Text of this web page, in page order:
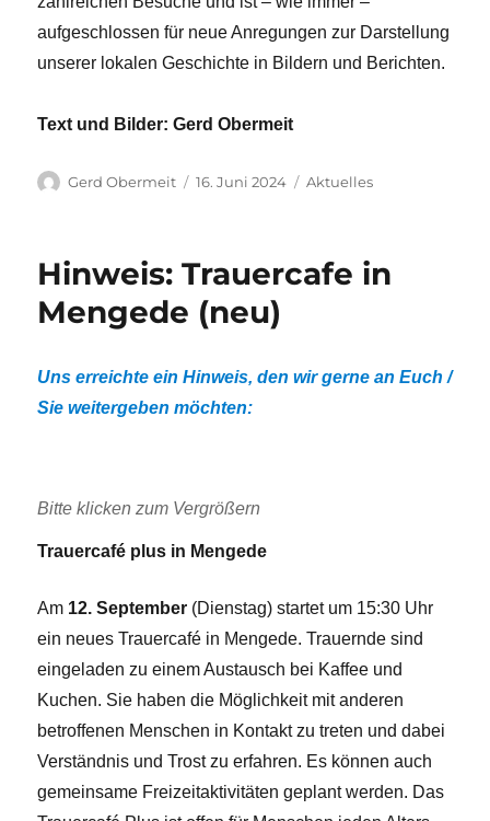
aufgeschlossen für neue Anregungen zur Darstellung
unserer lokalen Geschichte in Bildern und Berichten.
Text und Bilder: Gerd Obermeit
Autor
Gerd Obermeit
Veröffentlicht
16. Juni 2024 Kategorien
Aktuelles
Hinweis: Trauercafe in
Mengede (neu)
Uns erreichte ein Hinweis, den wir gerne an Euch /
Sie weitergeben möchten:
Bitte klicken zum Vergrößern
Trauercafé plus in Mengede
Am 12. September (Dienstag) startet um 15:30 Uhr
ein neues Trauercafé in Mengede. Trauernde sind
eingeladen zu einem Austausch bei Kaffee und
Kuchen. Sie haben die Möglichkeit mit anderen
betroffenen Menschen in Kontakt zu treten und dabei
Verständnis und Trost zu erfahren. Es können auch
gemeinsame Freizeitaktivitäten geplant werden. Das